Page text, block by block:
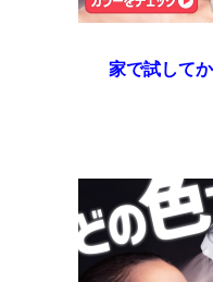
家で試して